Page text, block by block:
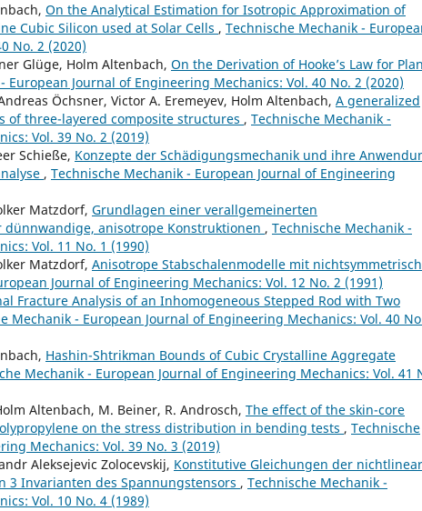
On the Analytical Estimation for Isotropic Approximation of
Cubic Silicon used at Solar Cells , Technische Mechanik -
No. 2 (2020)
Glüge, Holm Altenbach, On the Derivation of Hooke’s Law for
European Journal of Engineering Mechanics: Vol. 40 No. 2 (2020)
Öchsner, Victor A. Eremeyev, Holm Altenbach, A generalized
of three-layered composite structures , Technische Mechanik -
Vol. 39 No. 2 (2019)
Schieße, Konzepte der Schädigungsmechanik und ihre
, Technische Mechanik - European Journal of Engineering
Matzdorf, Grundlagen einer verallgemeinerten
anisotrope Konstruktionen , Technische Mechanik -
Vol. 11 No. 1 (1990)
Matzdorf, Anisotrope Stabschalenmodelle mit
Journal of Engineering Mechanics: Vol. 12 No. 2 (1991)
Fracture Analysis of an Inhomogeneous Stepped Rod with Two
Mechanik - European Journal of Engineering Mechanics: Vol. 40
Hashin-Shtrikman Bounds of Cubic Crystalline Aggregate
Mechanik - European Journal of Engineering Mechanics: Vol. 41
Altenbach, M. Beiner, R. Androsch, The effect of the skin-core
on the stress distribution in bending tests , Technische
Mechanics: Vol. 39 No. 3 (2019)
Aleksejevic Zolocevskij, Konstitutive Gleichungen der
3 Invarianten des Spannungstensors , Technische Mechanik -
Vol. 10 No. 4 (1989)